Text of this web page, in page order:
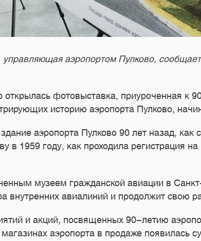
аэропортом Пулково,
открылась фотовыставка, приуроченная к
историю аэропорта Пулково,
аэропорта Пулково 90 лет назад, как
в 1959 году, как проходила регистрация
музеем гражданской авиации в
внутренних авиалиний и продолжит свою
и акций, посвященных 90-летию
аэропорта в продаже появилась